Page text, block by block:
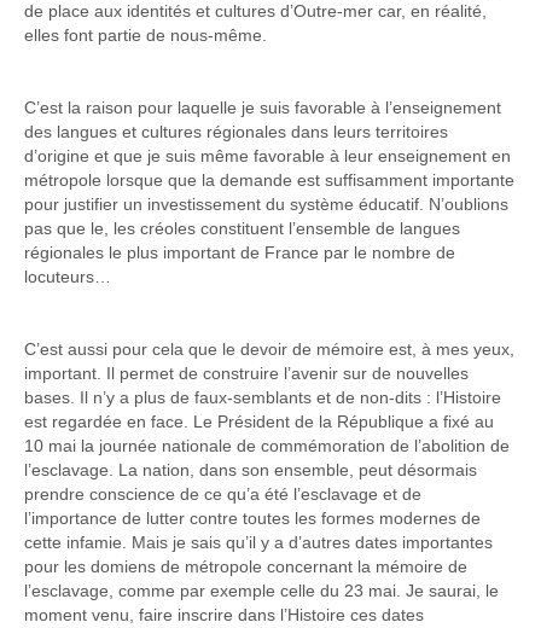
de place aux identités et cultures d’Outre-mer car, en réalité,
elles font partie de nous-même.
C’est la raison pour laquelle je suis favorable à l’enseignement
des langues et cultures régionales dans leurs territoires
d’origine et que je suis même favorable à leur enseignement en
métropole lorsque que la demande est suffisamment importante
pour justifier un investissement du système éducatif. N’oublions
pas que le, les créoles constituent l’ensemble de langues
régionales le plus important de France par le nombre de
locuteurs…
C’est aussi pour cela que le devoir de mémoire est, à mes yeux,
important. Il permet de construire l’avenir sur de nouvelles
bases. Il n’y a plus de faux-semblants et de non-dits : l’Histoire
est regardée en face. Le Président de la République a fixé au
10 mai la journée nationale de commémoration de l’abolition de
l’esclavage. La nation, dans son ensemble, peut désormais
prendre conscience de ce qu’a été l’esclavage et de
l’importance de lutter contre toutes les formes modernes de
cette infamie. Mais je sais qu’il y a d’autres dates importantes
pour les domiens de métropole concernant la mémoire de
l’esclavage, comme par exemple celle du 23 mai. Je saurai, le
moment venu, faire inscrire dans l’Histoire ces dates